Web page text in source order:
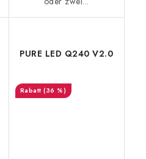
PURE LED Q240 V2.0
(36 %)